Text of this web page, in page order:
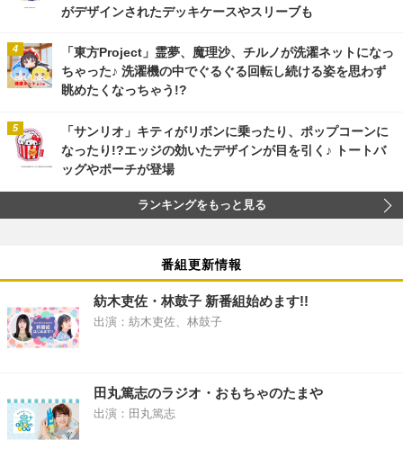
がデザインされたデッキケースやスリーブも
「東方Project」霊夢、魔理沙、チルノが洗濯ネットになっ
ちゃった♪ 洗濯機の中でぐるぐる回転し続ける姿を思わず
眺めたくなっちゃう!?
「サンリオ」キティがリボンに乗ったり、ポップコーンに
なったり!?エッジの効いたデザインが目を引く♪ トートバ
ッグやポーチが登場
ランキングをもっと見る
番組更新情報
紡木吏佐・林鼓子 新番組始めます!!
出演：紡木吏佐、林鼓子
田丸篤志のラジオ・おもちゃのたまや
出演：田丸篤志